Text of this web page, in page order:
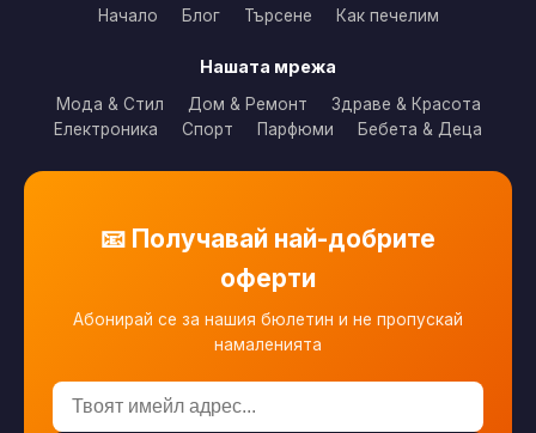
Начало Блог Търсене Как печелим
Нашата мрежа
Мода & Стил Дом & Ремонт
Здраве & Красота
Електроника
Спорт Парфюми Бебета & Деца
📧 Получавай най-добрите
оферти
Абонирай се за нашия бюлетин и не пропускай
намаленията